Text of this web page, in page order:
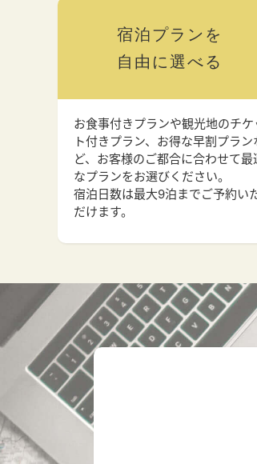
宿泊プランを
自由に選べる
お食事付きプランや観光地のチケ
ト付きプラン、お得な早割プラン
ど、お客様のご都合に合わせて最
なプランをお選びください。
宿泊日数は最大9泊までご予約い
だけます。